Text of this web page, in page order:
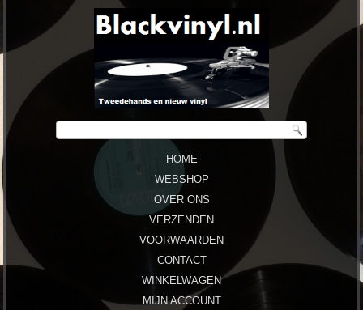
HOME
WEBSHOP
OVER ONS
VERZENDEN
VOORWAARDEN
CONTACT
WINKELWAGEN
MIJN ACCOUNT